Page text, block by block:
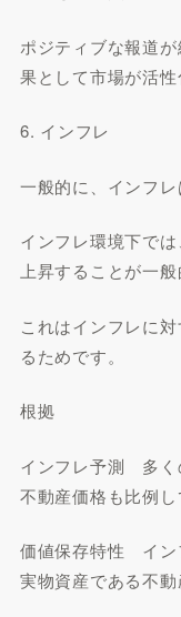
ポジティブな報道
果として市場が活性
6. インフレ
一般的に、インフレ
インフレ環境下で
上昇することが一般
これはインフレに
るためです。
根拠
インフレ予測 多く
不動産価格も比例し
価値保存特性 イン
実物資産である不動